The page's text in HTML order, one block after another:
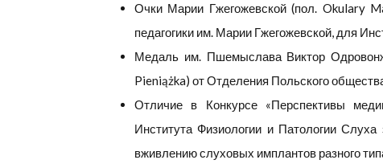
Очки Марии Гжегожевской (пол. Okulary
педагогики им. Марии Гжегожевской, для
Медаль им. Пшемыслава Виктор
Pieniążka) от Отделения Польского
Отличие в Конкурсе «Перспективы
Института Физиологии и Патологии
вживлению слуховых имплантов разного